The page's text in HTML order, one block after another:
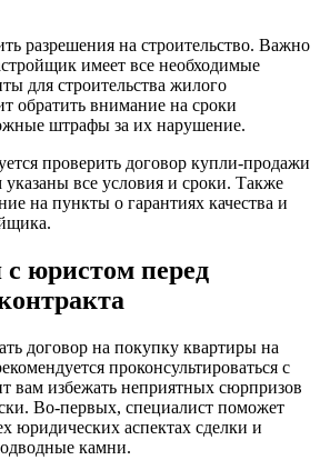
разрешения на строительство. Важно
имеет все необходимые
для строительства жилого
обратить внимание на сроки
штрафы за их нарушение.
проверить договор купли-продажи
указаны все условия и сроки. Также
на пункты о гарантиях качества и
с юристом перед
договор на покупку квартиры на
проконсультироваться с
вам избежать неприятных сюрпризов
Во-первых, специалист поможет
юридических аспектах сделки и
камни.